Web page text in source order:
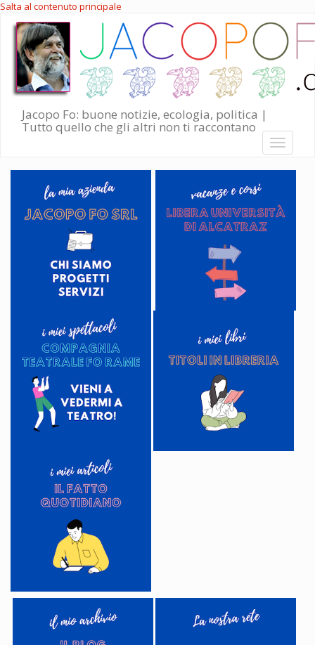
Salta al contenuto principale
Jacopo Fo: buone notizie, ecologia, politica |
Tutto quello che gli altri non ti raccontano
Toggle